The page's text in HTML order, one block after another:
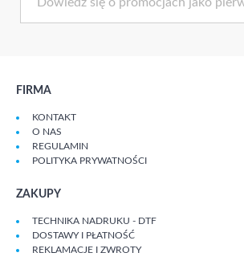
FIRMA
KONTAKT
O NAS
REGULAMIN
POLITYKA PRYWATNOŚCI
ZAKUPY
TECHNIKA NADRUKU - DTF
DOSTAWY I PŁATNOŚĆ
REKLAMACJE I ZWROTY